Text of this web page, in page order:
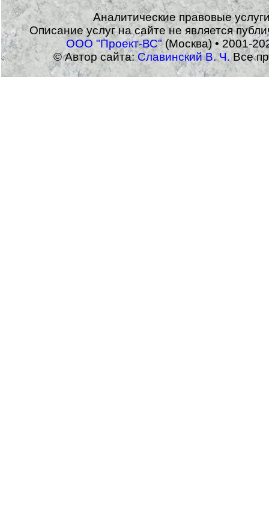
Аналитические правовые
Описание услуг на сайте не является
ООО "Проект-ВС"(Москва) • 2001-
© Автор сайта:Славинский В. Ч.Все